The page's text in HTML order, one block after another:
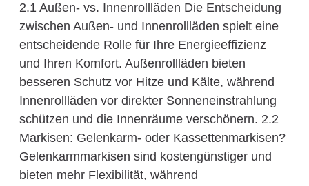
2.1 Außen- vs. Innenrollläden Die Entscheidung
zwischen Außen- und Innenrollläden spielt eine
entscheidende Rolle für Ihre Energieeffizienz
und Ihren Komfort. Außenrollläden bieten
besseren Schutz vor Hitze und Kälte, während
Innenrollläden vor direkter Sonneneinstrahlung
schützen und die Innenräume verschönern. 2.2
Markisen: Gelenkarm- oder Kassettenmarkisen?
Gelenkarmmarkisen sind kostengünstiger und
bieten mehr Flexibilität, während